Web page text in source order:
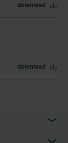
download
download